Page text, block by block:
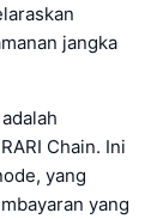
jangka
Chain. Ini
yang
yang